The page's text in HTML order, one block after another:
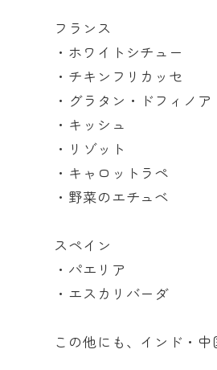
フランス
・ホワイトシチュー
・チキンフリカッセ
・グラタン・ドフィノア
・キッシュ
・リゾット
・キャロットラペ
・野菜のエチュベ
スペイン
・パエリア
・エスカリバーダ
この他にも、インド・